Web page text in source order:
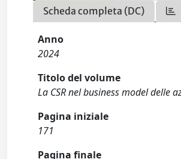
Scheda completa (DC)
Anno
2024
Titolo del volume
La CSR nel business model delle
Pagina iniziale
171
Pagina finale